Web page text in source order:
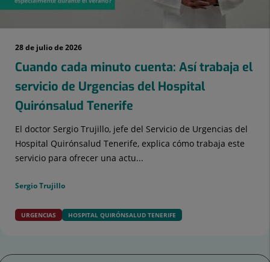
28 de julio de 2026
Cuando cada minuto cuenta: Así trabaja el
servicio de Urgencias del Hospital
Quirónsalud Tenerife
El doctor Sergio Trujillo, jefe del Servicio de Urgencias del
Hospital Quirónsalud Tenerife, explica cómo trabaja este
servicio para ofrecer una actu...
Sergio Trujillo
URGENCIAS HOSPITAL QUIRÓNSALUD TENERIFE